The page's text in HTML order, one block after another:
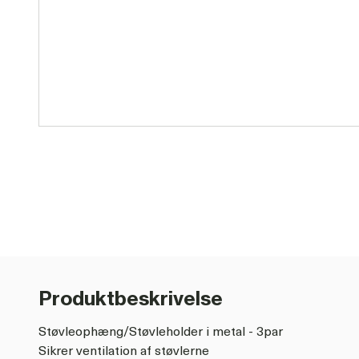
Produktbeskrivelse
Støvleophæng/Støvleholder i metal - 3par
Sikrer ventilation af støvlerne